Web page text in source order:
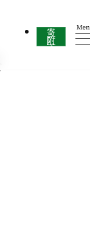
寄
附
す